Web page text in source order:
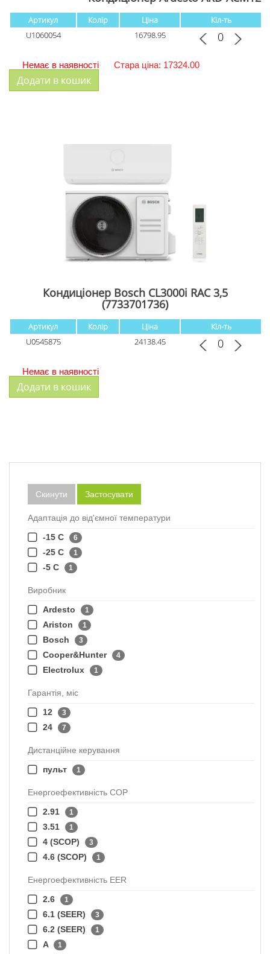
Артикул Колір Ціна
Кіл-ть
U1060054
16798.95
Немає в наявності Стара ціна: 17324.00
Кондиціонер Bosch CL3000i RAC 3,5
(7733701736)
Артикул Колір Ціна
Кіл-ть
U0545875
24138.45
Немає в наявності
Скинути Застосувати
Адаптація до від'ємної температури
-15 C
6
-25 С 1
-5 C 1
Виробник
Ardesto
1
Ariston 1
Bosch 3
Cooper&Hunter 4
Electrolux 1
Гарантія, міс
12
3
24 7
Дистанційне керування
пульт
1
Енергоефективність COP
2.91
1
3.51 1
4 (SCOP) 3
4.6 (SCOP) 1
Енергоефективність EER
2.6
1
6.1 (SEER) 3
6.2 (SEER) 1
A 1